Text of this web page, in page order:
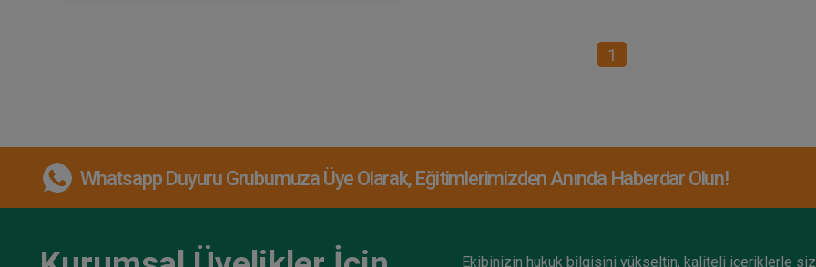
1
Whatsapp Duyuru Grubumuza Üye Olarak, Eğitimlerimizden Anında Haberdar Olun!
Ekibinizin hukuk bilgisini yükseltin, kaliteli içeriklerle